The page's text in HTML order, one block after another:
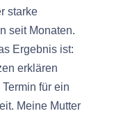
starke
seit Monaten.
Ergebnis ist:
erklären
für ein
Meine Mutter